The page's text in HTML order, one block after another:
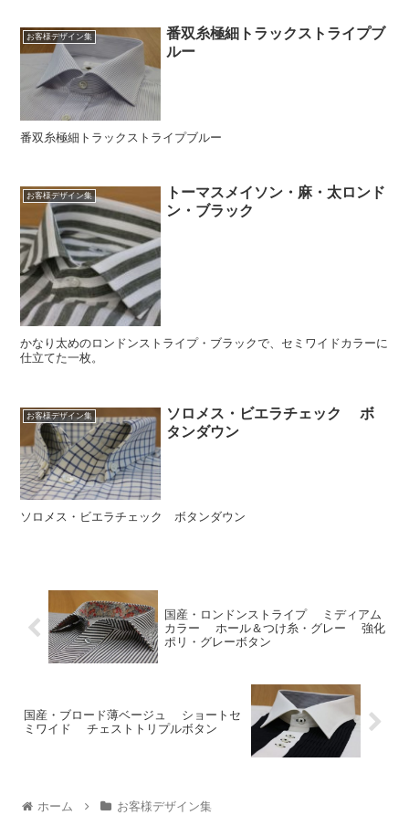
お客様デザイン集
番双糸極細トラックストライプブ
ルー
番双糸極細トラックストライプブルー
お客様デザイン集
トーマスメイソン・麻・太ロンド
ン・ブラック
かなり太めのロンドンストライプ・ブラックで、セミワイドカラーに
仕立てた一枚。
お客様デザイン集
ソロメス・ビエラチェック ボ
タンダウン
ソロメス・ビエラチェック ボタンダウン
国産・ロンドンストライプ ミディアム
カラー ホール＆つけ糸・グレー 強化
ポリ・グレーボタン
国産・ブロード薄ベージュ ショートセ
ミワイド チェストトリプルボタン
ホーム お客様デザイン集